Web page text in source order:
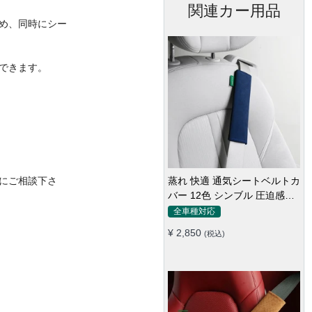
、同時にシー
きます。
ご相談下さ
関連カー用品
蒸れ 快適 通気シートベルトカ
バー 12色 シンブル 圧迫感軽
減 保護 肩当てパッド
全車種対応
¥ 2,850 (税込)